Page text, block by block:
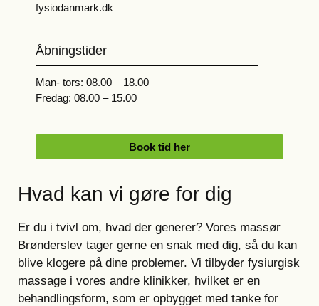
fysiodanmark.dk
Åbningstider
Man- tors: 08.00 – 18.00
Fredag: 08.00 – 15.00
Book tid her
Hvad kan vi gøre for dig
Er du i tvivl om, hvad der generer? Vores massør
Brønderslev tager gerne en snak med dig, så du kan
blive klogere på dine problemer. Vi tilbyder fysiurgisk
massage i vores andre klinikker, hvilket er en
behandlingsform, som er opbygget med tanke for